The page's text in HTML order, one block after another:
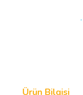
Ürün Bilgisi